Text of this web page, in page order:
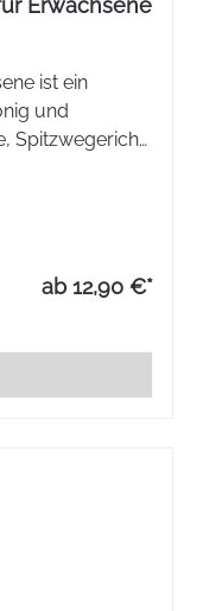
Erwachsene
ist ein
und
Spitzwegerich
indem es
ab 12,90 €*